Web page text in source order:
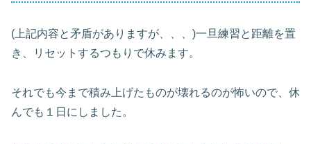
(上記内容と矛盾がありますが、、、)一旦練習と距離を置
き、リセットするつもりで休みます。
それでも今まで積み上げたものが壊れるのが怖いので、休
んでも１日にしました。